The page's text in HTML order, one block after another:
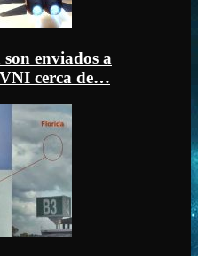
son enviados a
cerca de…